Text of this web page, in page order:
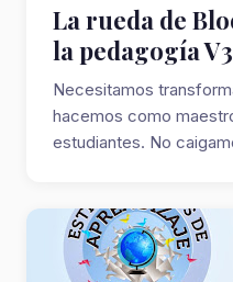
La rueda de
la pedagogía
Necesitamos
hacemos como
estudiantes. No